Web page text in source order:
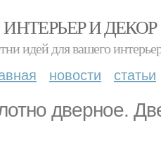
ИНТЕРЬЕР И ДЕКОР
идей для вашего
новости статьи
дверное.